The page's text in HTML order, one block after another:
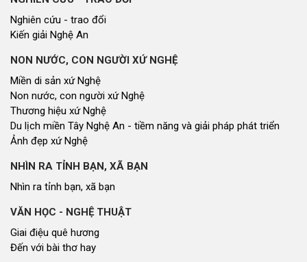
VĂN HỌC - NGHỆ THUẬT
Giai điệu quê hương
CUỘC SỐNG THƯỜNG NGÀY
Cuộc sống thường ngày
QUẢNG BÁ THƯƠNG HIỆU
Quảng bá thương hiệu
LIÊN KẾT NGOÀI
Youtube ĐBND tỉnh Nghệ An
Cổng thông tin điện tử tỉnh Nghệ An
Cổng thông tin điện tử Quốc hội